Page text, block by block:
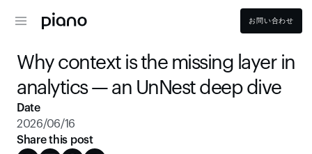
お問い合わせ
Why context is the missing layer in
analytics — an UnNest deep dive
Date
2026/06/16
Share this post